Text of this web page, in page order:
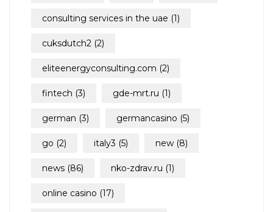
consulting services in the uae (1)
cuksdutch2 (2)
eliteenergyconsulting.com (2)
fintech (3) gde-mrt.ru (1)
german (3) germancasino (5)
go (2) italy3 (5) new (8)
news (86) nko-zdrav.ru (1)
online casino (17)